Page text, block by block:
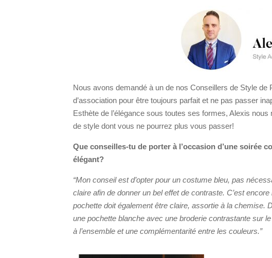
Nous avons demandé à un de nos Conseillers de Style
d’association pour être toujours parfait et ne pas passer
Esthète de l’élégance sous toutes ses formes, Alexis
de style dont vous ne pourrez plus vous passer!
Que conseilles-tu de porter à l’occasion d’une soirée
élégant?
“Mon conseil est d’opter pour un costume bleu, pas
claire afin de donner un bel effet de contraste. C’est
pochette doit également être claire, assortie à la chemise.
une pochette blanche avec une broderie contrastante sur
à l’ensemble et une complémentarité entre les couleurs.”